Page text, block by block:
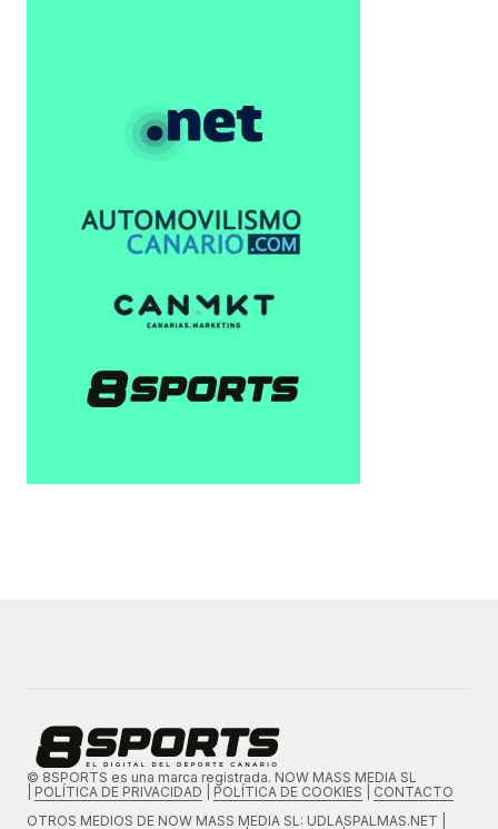
© 8SPORTS es una marca registrada. NOW MASS MEDIA SL
POLÍTICA DE PRIVACIDAD POLÍTICA DE COOKIES
CONTACTO
OTROS MEDIOS DE NOW MASS MEDIA SL: UDLASPALMAS.NET |